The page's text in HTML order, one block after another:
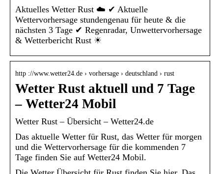
Aktuelles Wetter Rust ☁️ ✔ Aktuelle
Wettervorhersage stundengenau für heute & die
nächsten 3 Tage ✔ Regenradar, Unwettervorhersage
& Wetterbericht Rust ☀
http ://www.wetter24.de › vorhersage › deutschland › rust
Wetter Rust aktuell und 7 Tage
– Wetter24 Mobil
Wetter Rust – Übersicht – Wetter24.de
Das aktuelle Wetter für Rust, das Wetter für morgen
und die Wettervorhersage für die kommenden 7
Tage finden Sie auf Wetter24 Mobil.